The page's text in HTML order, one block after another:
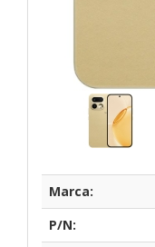
Marca:
P/N: